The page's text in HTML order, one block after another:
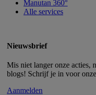
Manutan 360°
Alle services
Nieuwsbrief
Mis niet langer onze acties,
blogs! Schrijf je in voor
Aanmelden